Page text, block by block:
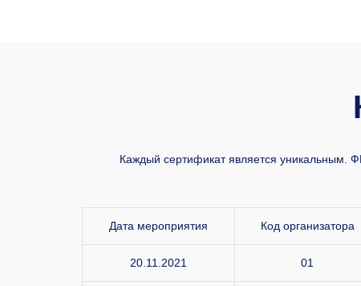
Каждый сертификат является уникальным.
Дата мероприятия Код организатора
20.11.2021 01